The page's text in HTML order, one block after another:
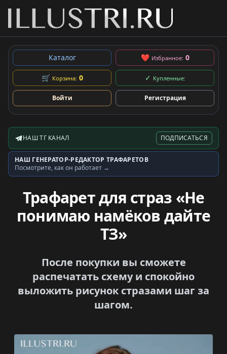
Каталог ❤ Избранное: 0
🛒 Корзина: 0 ✓ Купленные:
Войти Регистрация
Telegram-канал
НАШ ТГ КАНАЛ ПОДПИСАТЬСЯ
Генератор трафаретов
НАШ ГЕНЕРАТОР-РЕДАКТОР ТРАФАРЕТОВ
Посмотрите, как он работает →
Трафарет для страз «Не
понимаю намёков дайте
ТЗ»
После покупки вы сможете
распечатать схему и спокойно
выложить рисунок стразами шаг за
шагом.